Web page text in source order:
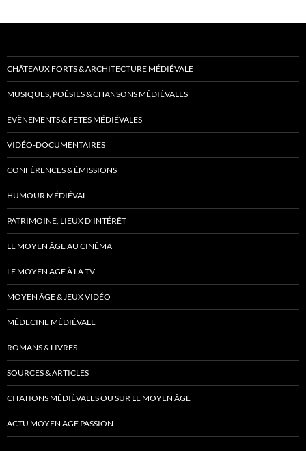
CHÂTEAUX FORTS & ARCHITECTURE MÉDIÉVALE
MUSIQUES, POÉSIES & CHANSONS MÉDIÉVALES
EVÈNEMENTS & FÊTES MÉDIÉVALES
VIDÉO-DOCUMENTAIRES
CONFÉRENCES & ÉMISSIONS
HUMOUR MÉDIÉVAL
PATRIMOINE, LIEUX D’INTÉRÊT
LE MOYEN ÂGE AU CINÉMA
LE MOYEN ÂGE À LA TV
MOYEN ÂGE & JEUX VIDÉO
MÉDECINE MÉDIÉVALE
ROMANS & LIVRES
SOURCES & ARTICLES
CITATIONS MÉDIÉVALES OU SUR LE MOYEN ÂGE
ACTU MOYEN ÂGE PASSION